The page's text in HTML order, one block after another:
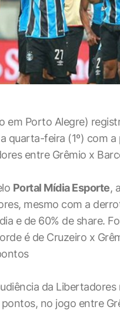
em Porto Alegre)
quarta-feira (1º) com
entre Grêmio x
Portal Mídia Esporte,
mesmo com a
e de 60% de share.
é de Cruzeiro x
da Libertadores
no jogo entre